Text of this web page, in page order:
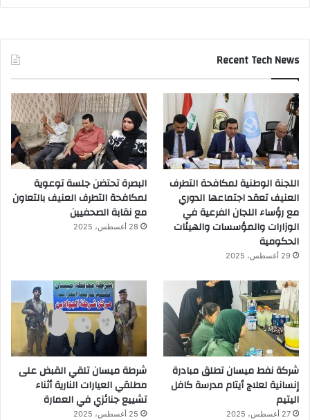
Recent Tech News
اللجنة الوطنية لمكافحة التطرف
العنيف تعقد اجتماعها الدوري
مع رؤساء اللجان الفرعية في
الوزارات والمؤسسات والهيئات
الحكومية
29 أغسطس، 2025
البصرة تحتضن جلسة توعوية
لمكافحة التطرف العنيف بالتعاون
مع نقابة الصحفيين
28 أغسطس، 2025
شركة نفط ميسان تطلق مبادرة
إنسانية لعلاج أيتام مدرسة كافل
اليتيم
27 أغسطس، 2025
شرطة ميسان تلقي القبض على
مطلقي العيارات النارية أثناء
تشييع جنائزي في العمارة
25 أغسطس، 2025